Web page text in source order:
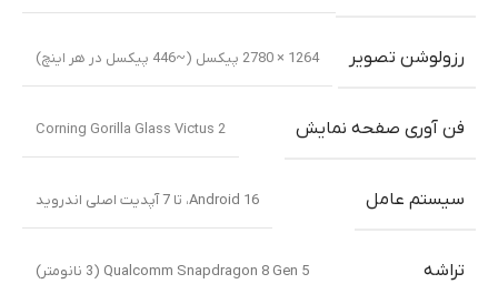
رزولوشن تصویر 1264 × 2780 پیکسل (~446 پیکسل در هر اینچ)
فن آوری صفحه نمایش Corning Gorilla Glass Victus 2
سیستم عامل Android 16، تا 7 آپدیت اصلی اندروید
تراشه Qualcomm Snapdragon 8 Gen 5 (3 نانومتر)